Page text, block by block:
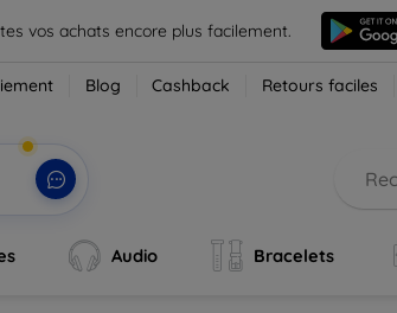
vos achats encore plus facilement.
Blog Cashback Retours faciles
Audio Bracelets